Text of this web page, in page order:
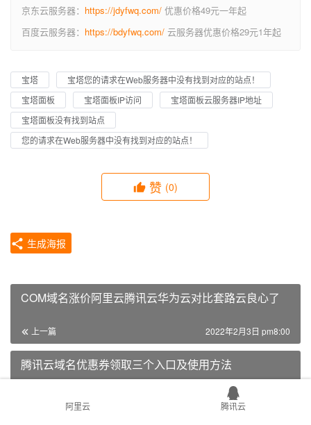
京东云服务器： https://jdyfwq.com/ 优惠价格49元一年起
百度云服务器： https://bdyfwq.com/ 云服务器优惠价格29元1年起
宝塔
宝塔您的请求在Web服务器中没有找到对应的站点！
宝塔面板
宝塔面板IP访问
宝塔面板云服务器IP地址
宝塔面板没有找到站点
您的请求在Web服务器中没有找到对应的站点！
赞 (0)
生成海报
COM域名涨价阿里云腾讯云华为云对比套路云良心了
上一篇 2022年2月3日 pm8:00
腾讯云域名优惠券领取三个入口及使用方法
阿里云 腾讯云